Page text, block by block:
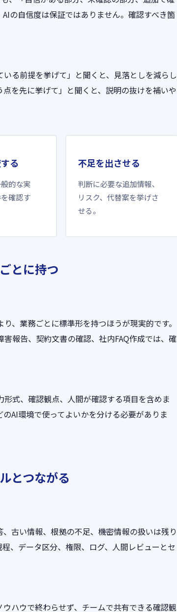
の自信度は保証ではありません。確認すべき箇
る前提を挙げて」と聞くと、見落としを減らし
を先に挙げて」と聞くと、説明の抜けを補いや
る
的な実
確認す
不足を出させる
判断に必要な追加情報、
リスク、代替案を挙げさ
せる。
とに持つ
、業務ごとに標準形を持つほうが現実的です。
報告、契約文書の確認、社内FAQ作成では、確
式、確認観点、人間が確認する項目を含めま
AI環境で使ってよいかを分ける必要がありま
とつながる
古い情報、根拠の不足、機密情報の扱いは残り
、データ区分、権限、ログ、人間レビューとセ
ハウで終わらせず、チームで共有できる確認観